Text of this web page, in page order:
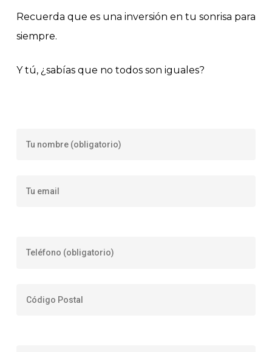
Recuerda que es una inversión en tu sonrisa para
siempre.
Y tú, ¿sabías que no todos son iguales?